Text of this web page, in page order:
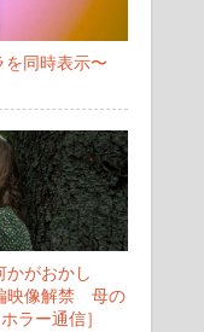
同時表示〜
かがおかし
映像解禁 母の
ラー通信］